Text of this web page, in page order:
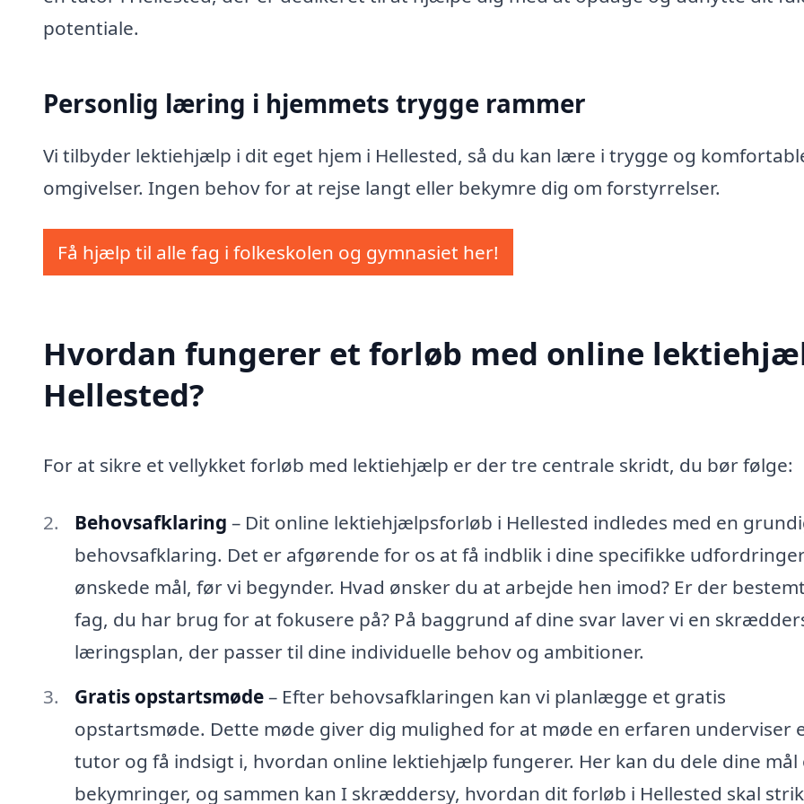
potentiale.
Personlig læring i hjemmets trygge rammer
Vi tilbyder lektiehjælp i dit eget hjem i Hellested, så du kan lære i trygge og
omgivelser. Ingen behov for at rejse langt eller bekymre dig om forstyrrelser.
Få hjælp til alle fag i folkeskolen og gymnasiet her!
Hvordan fungerer et forløb med online
Hellested?
For at sikre et vellykket forløb med lektiehjælp er der tre centrale skridt, du bør følge:
Behovsafklaring – Dit online lektiehjælpsforløb i Hellested indledes med en
behovsafklaring. Det er afgørende for os at få indblik i dine specifikke
ønskede mål, før vi begynder. Hvad ønsker du at arbejde hen imod? Er der
fag, du har brug for at fokusere på? På baggrund af dine svar laver vi en
læringsplan, der passer til dine individuelle behov og ambitioner.
Gratis opstartsmøde– Efter behovsafklaringen kan vi planlægge et gratis
opstartsmøde. Dette møde giver dig mulighed for at møde en erfaren underviser
tutor og få indsigt i, hvordan online lektiehjælp fungerer. Her kan du dele dine mål
bekymringer, og sammen kan I skræddersy, hvordan dit forløb i Hellested skal